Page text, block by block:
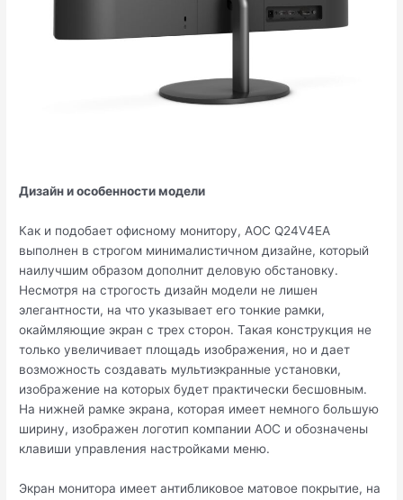
Дизайн и особенности модели
Как и подобает офисному монитору, AOC Q24V4EA
выполнен в строгом минималистичном дизайне, который
наилучшим образом дополнит деловую обстановку.
Несмотря на строгость дизайн модели не лишен
элегантности, на что указывает его тонкие рамки,
окаймляющие экран с трех сторон. Такая конструкция не
только увеличивает площадь изображения, но и дает
возможность создавать мультиэкранные установки,
изображение на которых будет практически бесшовным.
На нижней рамке экрана, которая имеет немного большую
ширину, изображен логотип компании AOC и обозначены
клавиши управления настройками меню.
Экран монитора имеет антибликовое матовое покрытие, на